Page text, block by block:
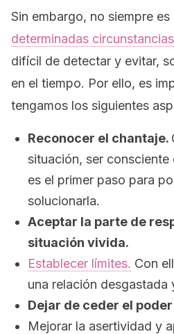
Sin embargo, no siempre es
determinadas circunstancias
difícil de detectar y evitar,
en el tiempo. Por ello, es
tengamos los siguientes
Reconocer el chantaje.
situación, ser consciente
es el primer paso para
solucionarla.
Aceptar la parte de
situación vivida.
Establecer límites. Con
una relación desgastada
Dejar de ceder el
Mejorar la asertividad y